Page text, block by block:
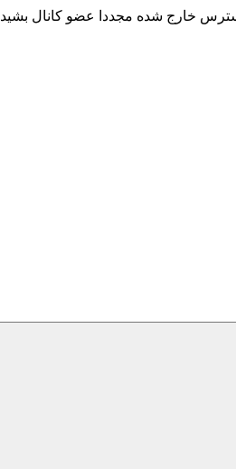
خارج شده مجددا عضو کانال بشید